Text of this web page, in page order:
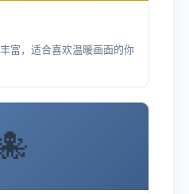
富，适合喜欢温暖画面的你